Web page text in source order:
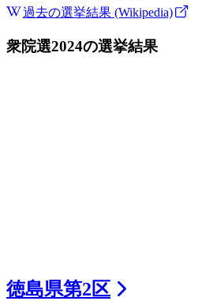
過去の選挙結果 (Wikipedia)
衆院選2024の選挙結果
徳島県第2区